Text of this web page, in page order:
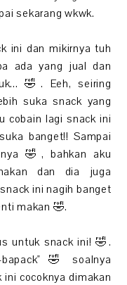
sekarang wkwk.
ini dan mikirnya tuh
ada yang jual dan
🤣. Eeh, seiring
suka snack yang
cobain lagi snack ini
banget!! Sampai
🤣, bahkan aku
dan dia juga
ini nagih banget
makan 🤣.
untuk snack ini! 🤣.
🤣 soalnya
cocoknya dimakan